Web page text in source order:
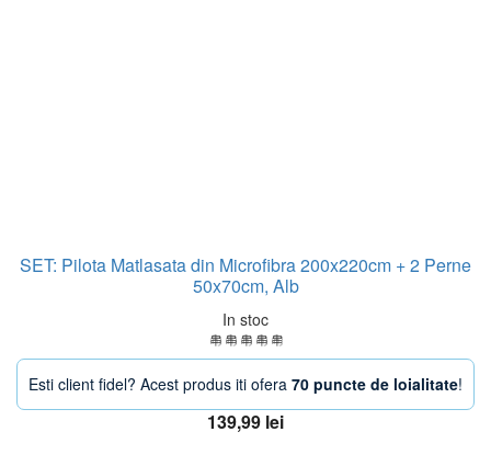
SET: Pilota Matlasata din Microfibra 200x220cm + 2 Perne
50x70cm, Alb
In stoc
Esti client fidel? Acest produs iti ofera 70 puncte de loialitate!
139,99 lei